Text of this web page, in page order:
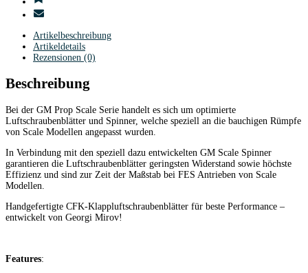
Artikelbeschreibung
Artikeldetails
Rezensionen (0)
Beschreibung
Bei der GM Prop Scale Serie handelt es sich um optimierte
Luftschraubenblätter und Spinner, welche speziell an die bauchigen Rümpfe
von Scale Modellen angepasst wurden.
In Verbindung mit den speziell dazu entwickelten GM Scale Spinner
garantieren die Luftschraubenblätter geringsten Widerstand sowie höchste
Effizienz und sind zur Zeit der Maßstab bei FES Antrieben von Scale
Modellen.
Handgefertigte CFK-Klappluftschraubenblätter für beste Performance –
entwickelt von Georgi Mirov!
Features: